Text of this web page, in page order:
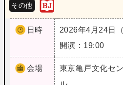
その他
日時
2026年4月24日（
開演：19:00
会場 東京亀戸文化セ